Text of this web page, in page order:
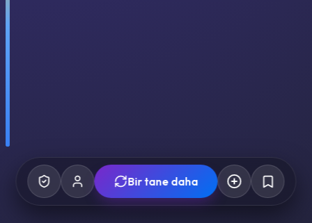
Bir tane daha